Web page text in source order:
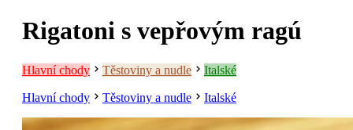
Rigatoni s vepřovým ragú
Hlavní chody Těstoviny a nudle Italské
Hlavní chody Těstoviny a nudle Italské